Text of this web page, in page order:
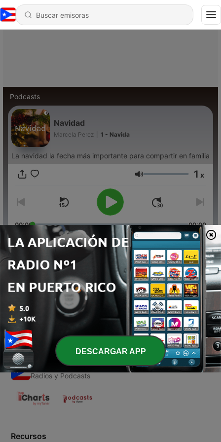
Podcasts
Navidad
Marcela Perez 1 - Navida
La navidad la fecha más importante para compartir en familia
Volumen 1 x
00:00 00:00
Episodios
1 - Navida
Emisoras de Puerto Rico
Radios y Podcasts
Recursos
DESCARGAR APP